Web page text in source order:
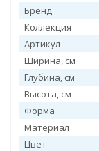
Бренд
Коллекция
Артикул
Ширина, см
Глубина, см
Высота, см
Форма
Материал
Цвет